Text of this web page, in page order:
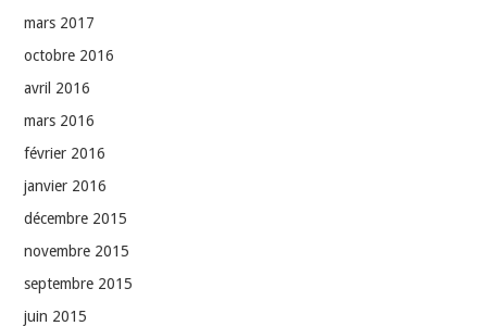
mars 2017
octobre 2016
avril 2016
mars 2016
février 2016
janvier 2016
décembre 2015
novembre 2015
septembre 2015
juin 2015